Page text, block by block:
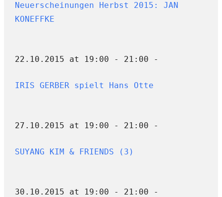
Neuerscheinungen Herbst 2015: JAN
KONEFFKE
22.10.2015 at 19:00 - 21:00 -
IRIS GERBER spielt Hans Otte
27.10.2015 at 19:00 - 21:00 -
SUYANG KIM & FRIENDS (3)
30.10.2015 at 19:00 - 21:00 -